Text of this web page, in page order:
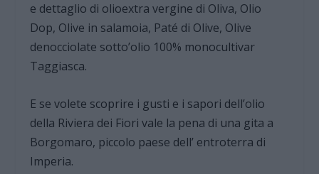
e dettaglio di olioextra vergine di Oliva, Olio
Dop, Olive in salamoia, Paté di Olive, Olive
denocciolate sotto’olio 100% monocultivar
Taggiasca.
E se volete scoprire i gusti e i sapori dell’olio
della Riviera dei Fiori vale la pena di una gita a
Borgomaro, piccolo paese dell’ entroterra di
Imperia.